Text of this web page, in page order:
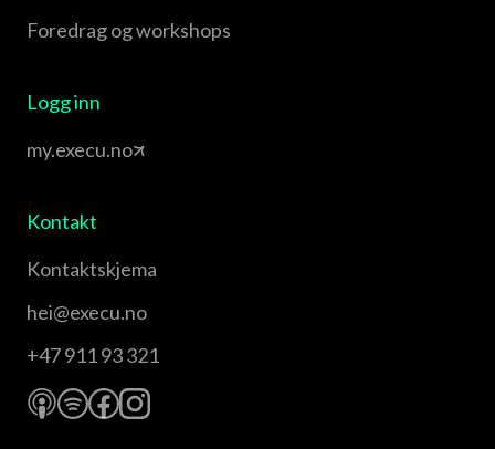
Foredrag og workshops
Logg inn
my.execu.no
Kontakt
Kontaktskjema
hei@execu.no
+47 911 93 321